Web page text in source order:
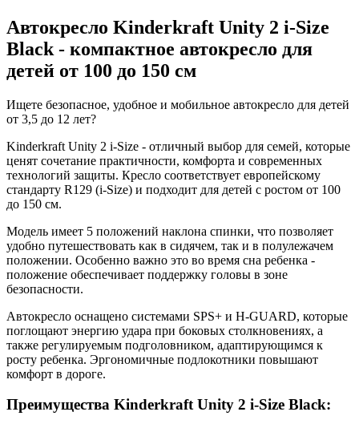
Автокресло Kinderkraft Unity 2 i-Size
Black - компактное автокресло для
детей от 100 до 150 см
Ищете безопасное, удобное и мобильное автокресло для детей
от 3,5 до 12 лет?
Kinderkraft Unity 2 i-Size - отличный выбор для семей, которые
ценят сочетание практичности, комфорта и современных
технологий защиты. Кресло соответствует европейскому
стандарту R129 (i-Size) и подходит для детей с ростом от 100
до 150 см.
Модель имеет 5 положений наклона спинки, что позволяет
удобно путешествовать как в сидячем, так и в полулежачем
положении. Особенно важно это во время сна ребенка -
положение обеспечивает поддержку головы в зоне
безопасности.
Автокресло оснащено системами SPS+ и H-GUARD, которые
поглощают энергию удара при боковых столкновениях, а
также регулируемым подголовником, адаптирующимся к
росту ребенка. Эргономичные подлокотники повышают
комфорт в дороге.
Преимущества Kinderkraft Unity 2 i-Size Black: